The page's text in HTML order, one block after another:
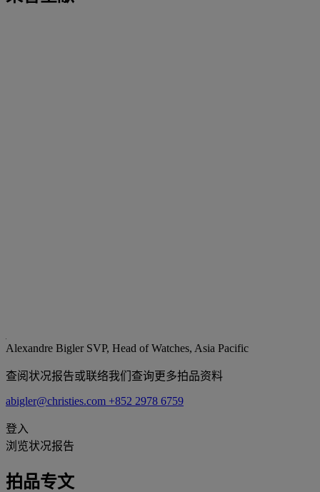
Alexandre Bigler SVP, Head of Watches, Asia Pacific
查阅状况报告或联络我们查询更多拍品资料
abigler@christies.com +852 2978 6759
登入
浏览状况报告
拍品专文